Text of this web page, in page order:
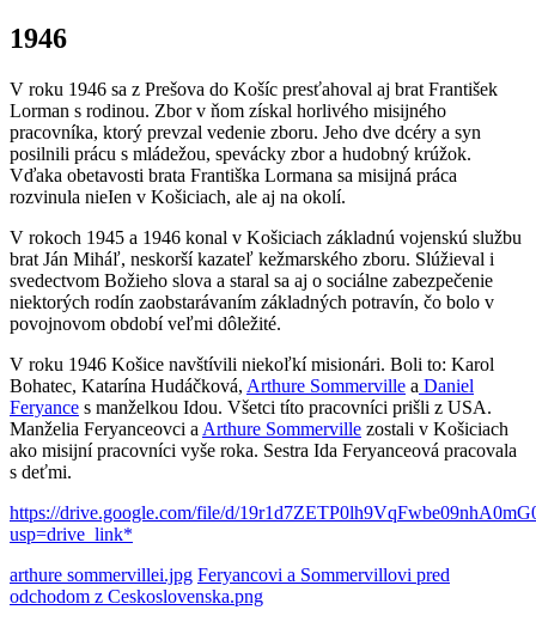
1946
V roku 1946 sa z Prešova do Košíc presťahoval aj brat František
Lorman s rodinou. Zbor v ňom získal horlivého misijného
pracovníka, ktorý prevzal vedenie zboru. Jeho dve dcéry a syn
posilnili prácu s mládežou, spevácky zbor a hudobný krúžok.
Vďaka obetavosti brata Františka Lormana sa misijná práca
rozvinula nieIen v Košiciach, ale aj na okolí.
V rokoch 1945 a 1946 konal v Košiciach základnú vojenskú službu
brat Ján Miháľ, neskorší kazateľ kežmarského zboru. Slúžieval i
svedectvom Božieho slova a staral sa aj o sociálne zabezpečenie
niektorých rodín zaobstarávaním základných potravín, čo bolo v
povojnovom období veľmi dôležité.
V roku 1946 Košice navštívili niekoľkí misionári. Boli to: Karol
Bohatec, Katarína Hudáčková, Arthure Sommerville a Daniel
Feryance s manželkou Idou. Všetci títo pracovníci prišli z USA.
Manželia Feryanceovci a Arthure Sommerville zostali v Košiciach
ako misijní pracovníci vyše roka. Sestra Ida Feryanceová pracovala
s deťmi.
https://drive.google.com/file/d/
usp=drive_link*
arthure sommervillei.jpg Feryancovi a Sommervillovi pred
odchodom z Ceskoslovenska.png